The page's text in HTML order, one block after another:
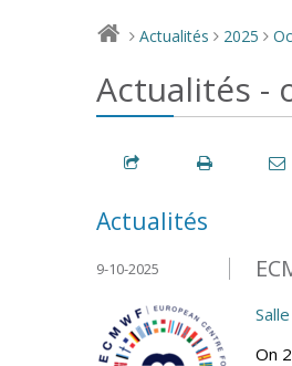
> Actualités > 2025 >
Actualités -
Actualités
9-10-2025
On